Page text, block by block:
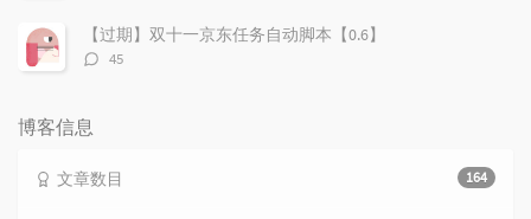
数：
【过期】双十一京东任务自动脚本【0.6】
评
45
博客信息
164
文章数目